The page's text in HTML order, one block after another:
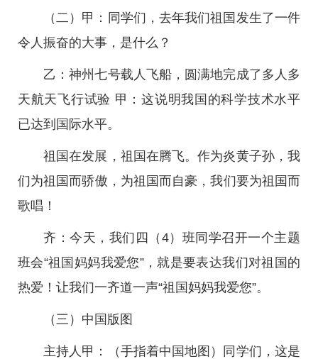
（二）甲：同学们，去年我们祖国发生了一件
令人振奋的大事，是什么？
乙：神州七号载人飞船，圆满地完成了多人多
天航天飞行试验 甲：这说明我国的科学技术水平
已达到国际水平。
祖国在发展，祖国在腾飞。作为炎黄子孙，我
们为祖国而骄傲，为祖国而自豪，我们要为祖国而
歌唱！
齐：今天，我们四（4）班同学召开一个主题
班会“祖国妈妈我爱您”，就是要表达我们对祖国的
热爱！让我们一齐道一声“祖国妈妈我爱您”。
（三）中国版图
主持人甲：（手指着中国地图）同学们，这是